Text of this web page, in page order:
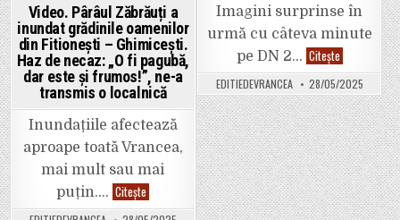
Video. Pârâul Zăbrăuți a
inundat grădinile oamenilor
din Fitionești – Ghimicești.
Haz de necaz: „O fi pagubă,
dar este și frumos!”, ne-a
transmis o localnică
Inundațiile afectează
aproape toată Vrancea,
mai mult sau mai
puțin…. Citește
Pârâul
Zăbrăuți
Imagini surprinse în
urmă cu câteva minute
pe DN 2… CiteșteVideo.
Râul
Trotuș
la
podul
de
la
Adjud,
așa
cum
nu
l-
ați
mai
EDITIEDEVRANCEA 28/05/2025